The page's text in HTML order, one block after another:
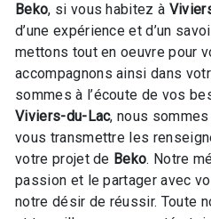
Beko, si vous habitez à
d’une expérience et d’un
mettons tout en oeuvre pour
accompagnons ainsi dans
sommes à l’écoute de vos
Viviers-du-Lac, nous
vous transmettre les
votre projet de Beko. Notre
passion et le partager avec
notre désir de réussir. Toute